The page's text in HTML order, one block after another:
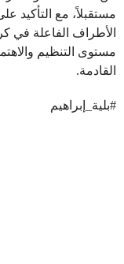
مستقبلاً، مع التأكيد
الأطراف الفاعلة في
مستوى التنظيم
القادمة.
#بلية_إبراهيم